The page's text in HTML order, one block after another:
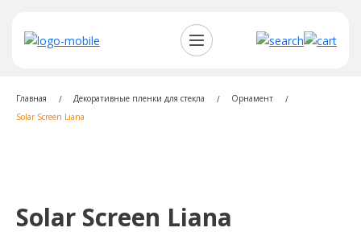
Главная Декоративные пленки для стекла
Орнамент
Solar Screen Liana
Solar Screen Liana